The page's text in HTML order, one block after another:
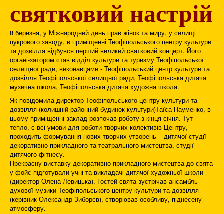
святковий настрій
8 березня, у Міжнародний день прав жінок та миру, у селищі
цукрового заводу, в приміщенні Теофіпольського центру культури
та дозвілля відбувся перший великий святковий концерт. Його
органі-затором став відділ культури та туризму Теофіпольської
селищної ради, виконавцями - Теофіпольський центр культури та
дозвілля Теофіпольської селищної ради, Теофіпольська дитяча
музична школа, Теофіпольська дитяча художня школа.
Як повідомила директор Теофіпольського центру культури та
дозвілля (колишній районний будинок культури)Таїса Науменко, в
цьому приміщенні заклад розпочав роботу з кінця січня. Тут
тепло, є всі умови для роботи творчих колективів Центру,
проходить формування нових творчих утворень – дитячої студії
декоративно-прикладного та театрального мистецтва, студії
дитячого фітнесу.
Прекрасну виставку декоративно-прикладного мистецтва до свята
у фойє підготували учні та викладачі дитячої художньої школи
(директор Олена Левицька). Гостей свята зустрічав ансамбль
духової музики Теофіпольського центру культури та дозвілля
(керівник Олександр Зиборєв), створював особливу, піднесену
атмосферу.